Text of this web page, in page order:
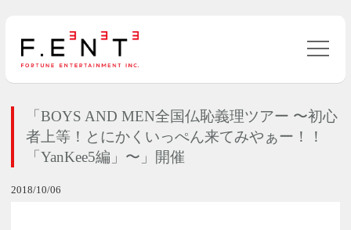
「BOYS AND MEN全国仏恥義理ツアー 〜初心
者上等！とにかくいっぺん来てみやぁー！！
「YanKee5編」〜」開催
2018/10/06